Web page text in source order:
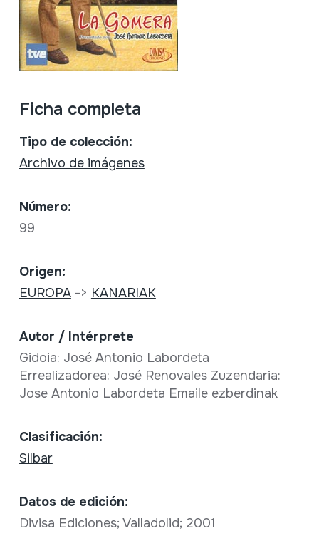
Ficha completa
Tipo de colección:
Archivo de imágenes
Número:
99
Origen:
EUROPA-> KANARIAK
Autor / Intérprete
Gidoia: José Antonio Labordeta
Errealizadorea: José Renovales Zuzendaria:
Jose Antonio Labordeta Emaile ezberdinak
Clasificación:
Silbar
Datos de edición:
Divisa Ediciones; Valladolid; 2001